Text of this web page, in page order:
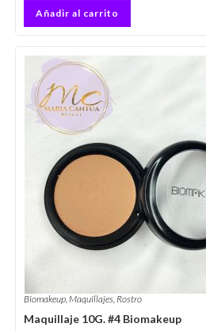
Añadir al carrito
Biomakeup, Maquillajes, Rostro
Maquillaje 10G. #4 Biomakeup